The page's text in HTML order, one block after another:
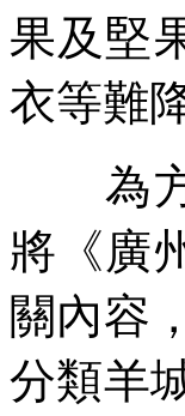
果及堅
衣等難
為方
將《廣
關內容
分類羊